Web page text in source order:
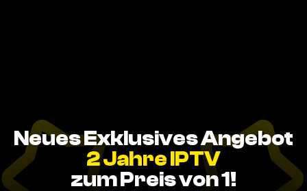
Neues Exklusives Angebot
2 Jahre IPTV
zum Preis von 1!